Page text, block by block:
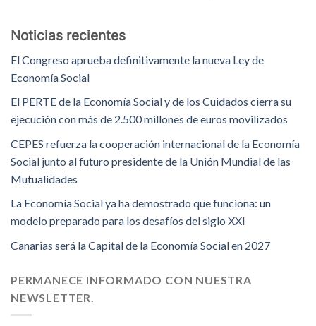
Noticias recientes
El Congreso aprueba definitivamente la nueva Ley de
Economía Social
El PERTE de la Economía Social y de los Cuidados cierra su
ejecución con más de 2.500 millones de euros movilizados
CEPES refuerza la cooperación internacional de la Economía
Social junto al futuro presidente de la Unión Mundial de las
Mutualidades
La Economía Social ya ha demostrado que funciona: un
modelo preparado para los desafíos del siglo XXI
Canarias será la Capital de la Economía Social en 2027
PERMANECE INFORMADO CON NUESTRA
NEWSLETTER.